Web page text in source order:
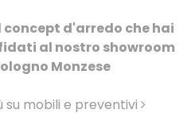
concept d'arredo che hai
al nostro showroom
Monzese
mobili e preventivi